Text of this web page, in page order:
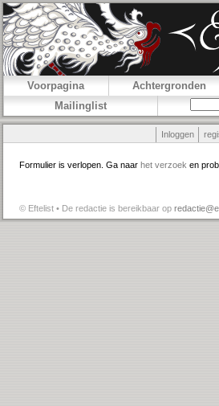
Voorpagina Achtergronden
Mailinglist
Inloggen
Formulier is verlopen. Ga naar het verzoek en
© Eftelist • De redactie is bereikbaar op